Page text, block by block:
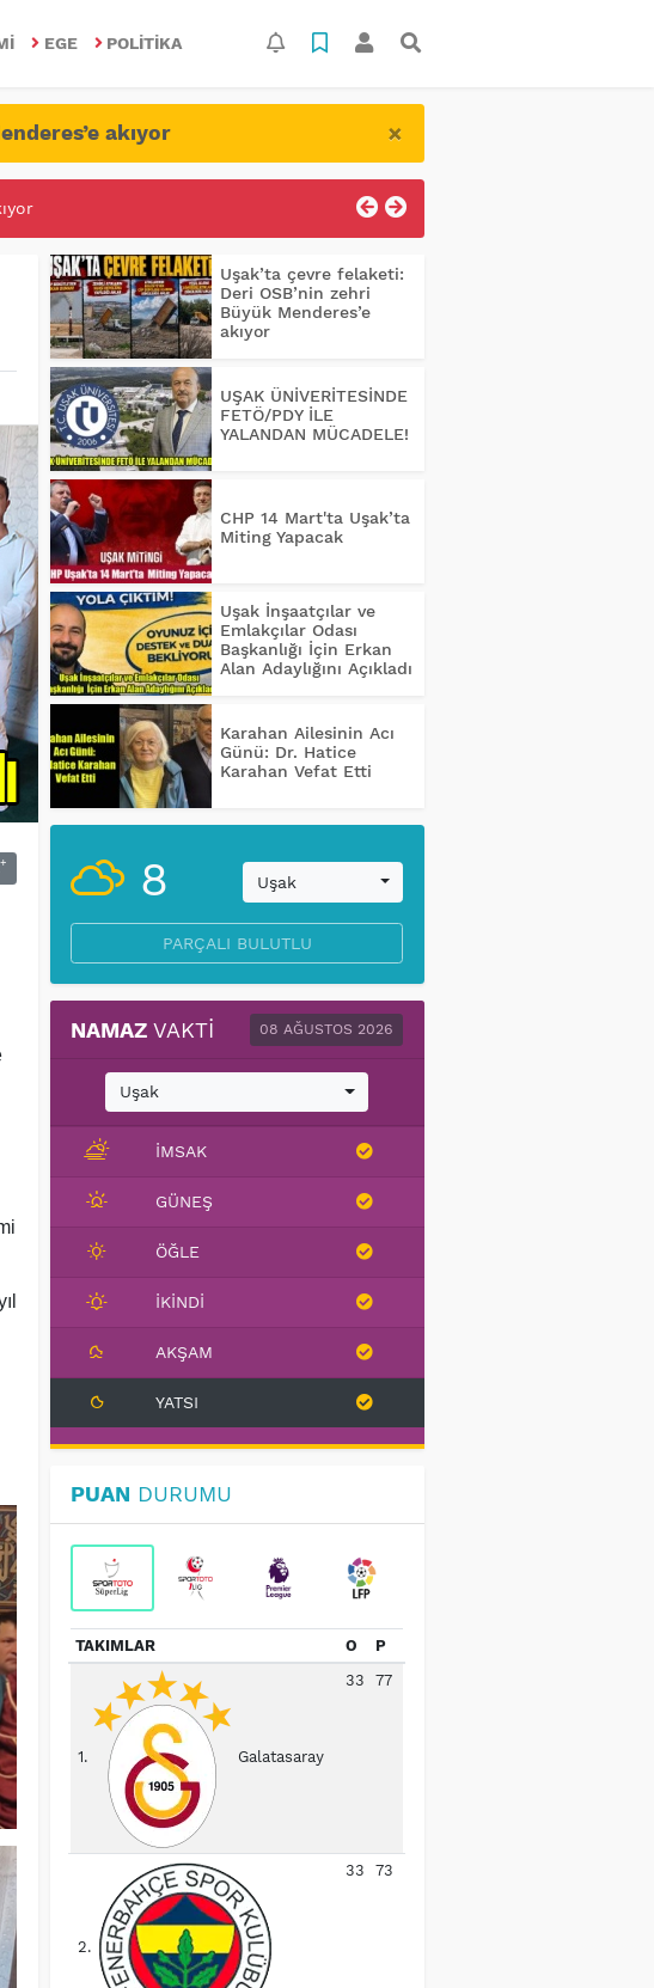
EGE POLITIKA
akıyor ×
+
Uşak’ta çevre felaketi:
Deri OSB’nin zehri
Büyük Menderes’e
akıyor
UŞAK ÜNİVERİTESİNDE
FETÖ/PDY İLE
YALANDAN MÜCADELE!
CHP 14 Mart'ta Uşak’ta
Miting Yapacak
Uşak İnşaatçılar ve
Emlakçılar Odası
Başkanlığı İçin Erkan
Alan Adaylığını Açıkladı
Karahan Ailesinin Acı
Günü: Dr. Hatice
Karahan Vefat Etti
8 Uşak
PARÇALI BULUTLU
NAMAZ VAKTI 08 AĞUSTOS 2026
Uşak
İMSAK
GÜNEŞ
ÖĞLE
İKINDI
AKŞAM
YATSI
PUAN DURUMU
TAKIMLAR O P
1. Galatasaray
33 77
2.
33 73